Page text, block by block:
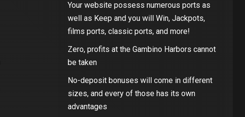
Your website possess numerous ports as
well as Keep and you will Win, Jackpots,
films ports, classic ports, and more!
Zero, profits at the Gambino Harbors cannot
be taken
No-deposit bonuses will come in different
sizes, and every of those has its own
advantages